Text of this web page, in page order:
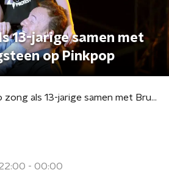
13-jarige samen met
op Pinkpop
Arno zong als 13-jarige samen met Bruce Springsteen op Pinkpop
- 00:00